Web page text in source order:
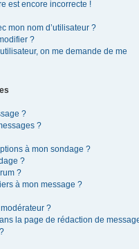
est encore incorrecte !
mon nom d’utilisateur ?
?
utilisateur, on me demande de me
?
?
à mon sondage ?
?
?
à mon message ?
?
la page de rédaction de